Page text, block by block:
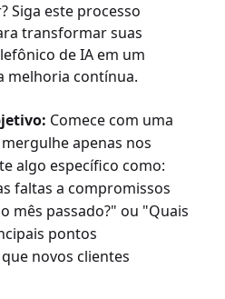
Siga este processo
transformar suas
de IA em um
melhoria contínua.
Comece com uma
apenas nos
algo específico como:
faltas a compromissos
mês passado?" ou "Quais
pontos
novos clientes